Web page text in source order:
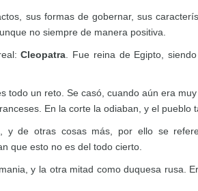
sus formas de gobernar, sus
no siempre de manera positiva.
Cleopatra . Fue reina de Egipto,
todo un reto. Se casó, cuando aún era
En la corte la odiaban, y el pueblo
de otras cosas más, por ello se
que esto no es del todo cierto.
y la otra mitad como duquesa rusa.